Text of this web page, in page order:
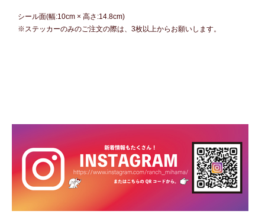
シール面(幅:10cm × 高さ:14.8cm)
※ステッカーのみのご注文の際は、3枚以上からお願いします。